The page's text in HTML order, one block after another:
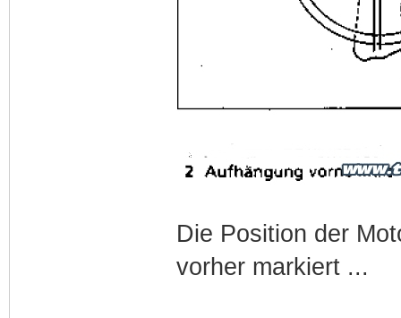
Die Position der
vorher markiert ...